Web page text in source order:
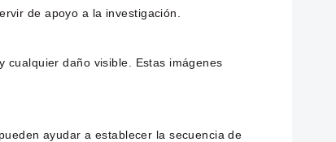
de apoyo a la investigación.
cualquier daño visible. Estas imágenes
ayudar a establecer la secuencia de